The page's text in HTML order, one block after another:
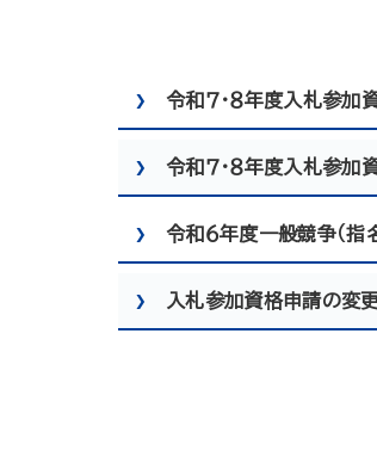
令和７・８年度入札参加
令和７・８年度入札参加
令和６年度一般競争（
入札参加資格申請の変